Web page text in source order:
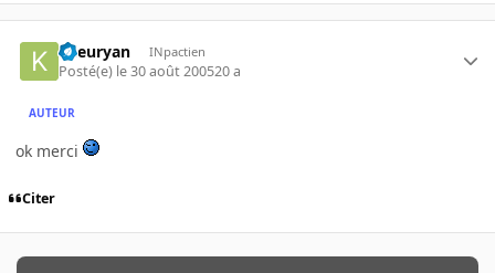
kileuryan INpactien
Posté(e) le 30 août 200520 a
AUTEUR
ok merci
Citer